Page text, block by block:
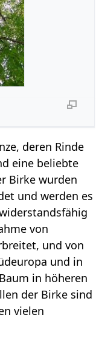
deren Rinde
eine beliebte
Birke wurden
und werden es
von
und von
und in
in höheren
der Birke sind
vielen